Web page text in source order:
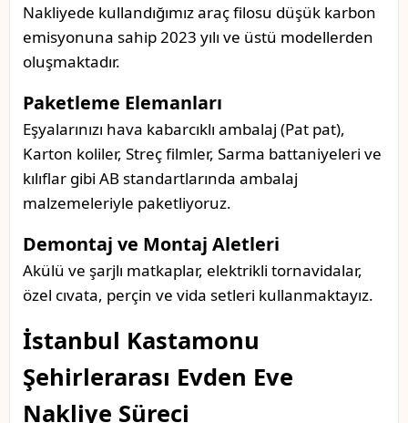
Nakliyede kullandığımız araç filosu düşük karbon
emisyonuna sahip 2023 yılı ve üstü modellerden
oluşmaktadır.
Paketleme Elemanları
Eşyalarınızı hava kabarcıklı ambalaj (Pat pat),
Karton koliler, Streç filmler, Sarma battaniyeleri ve
kılıflar gibi AB standartlarında ambalaj
malzemeleriyle paketliyoruz.
Demontaj ve Montaj Aletleri
Akülü ve şarjlı matkaplar, elektrikli tornavidalar,
özel cıvata, perçin ve vida setleri kullanmaktayız.
İstanbul Kastamonu
Şehirlerarası Evden Eve
Nakliye Süreci